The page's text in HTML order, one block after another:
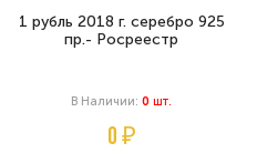
1 рубль 2018 г. серебро 925
пр.- Росреестр
В Наличии: 0 Шт.
0 ₽